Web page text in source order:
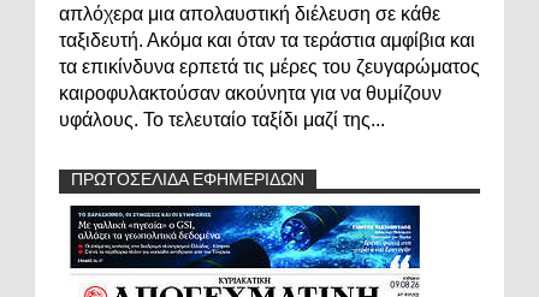
απλόχερα μια απολαυστική διέλευση σε κάθε
ταξιδευτή. Ακόμα και όταν τα τεράστια αμφίβια και
τα επικίνδυνα ερπετά τις μέρες του ζευγαρώματος
καιροφυλακτούσαν ακούνητα για να θυμίζουν
υφάλους. Το τελευταίο ταξίδι μαζί της...
ΠΡΩΤΟΣΕΛΙΔΑ ΕΦΗΜΕΡΙΔΩΝ